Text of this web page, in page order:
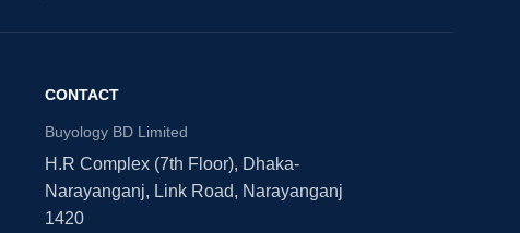
CONTACT
Buyology BD Limited
H.R Complex (7th Floor), Dhaka-
Narayanganj, Link Road, Narayanganj
1420